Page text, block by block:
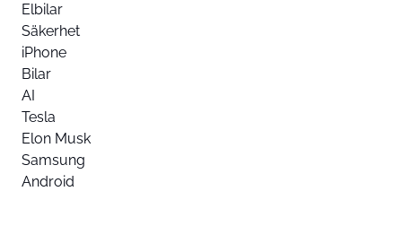
Elbilar
Säkerhet
iPhone
Bilar
AI
Tesla
Elon Musk
Samsung
Android